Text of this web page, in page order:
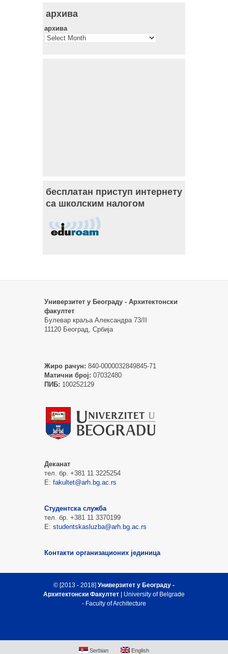
архива
архива
бесплатан приступ интернету
са школским налогом
Универзитет у Београду - Архитектонски
факултет
Булевар краља Александра 73/II
11120 Београд, Србија
Жиро рачун: 840-0000032849845-71
Матични број: 07032480
ПИБ: 100252129
Деканат
тел. бр. +381 11 3225254
Е: fakultet@arh.bg.ac.rs
Студентска служба
тел. бр. +381 11 3370199
Е: studentskasluzba@arh.bg.ac.rs
Контакти организационих јединица
© [2013 - 2018] Универзитет у Београду -
Архитектонски Факултет | University of Belgrade
- Faculty of Architecture
Serbian English